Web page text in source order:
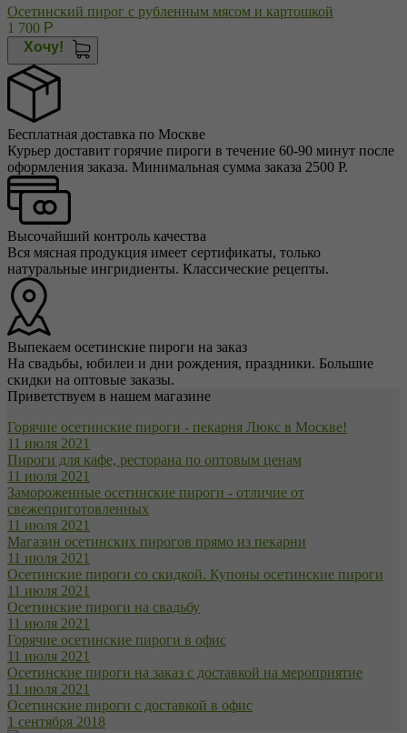
Осетинский пирог с рубленным мясом и картошкой
1 700 Р
Хочу!
Бесплатная доставка по Москве
Курьер доставит горячие пироги в течение 60-90 минут после
оформления заказа. Минимальная сумма заказа 2500 Р.
Высочайший контроль качества
Вся мясная продукция имеет сертификаты, только
натуральные ингридиенты. Классические рецепты.
Выпекаем осетинские пироги на заказ
На свадьбы, юбилеи и дни рождения, праздники. Большие
скидки на оптовые заказы.
Приветствуем в нашем магазине
Горячие осетинские пироги - пекарня Люкс в Москве!
11 июля 2021
Пироги для кафе, ресторана по оптовым ценам
11 июля 2021
Замороженные осетинские пироги - отличие от
свежеприготовленных
11 июля 2021
Магазин осетинских пирогов прямо из пекарни
11 июля 2021
Осетинские пироги со скидкой. Купоны осетинские пироги
11 июля 2021
Осетинские пироги на свадьбу
11 июля 2021
Горячие осетинские пироги в офис
11 июля 2021
Осетинские пироги на заказ с доставкой на мероприятие
11 июля 2021
Осетинские пироги с доставкой в офис
1 сентября 2018